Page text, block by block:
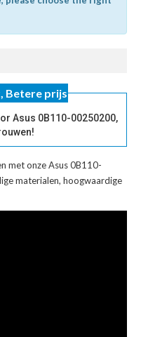
Betere prijs
Asus 0B110-00250200,
met onzeAsus 0B110-
materialen, hoogwaardige